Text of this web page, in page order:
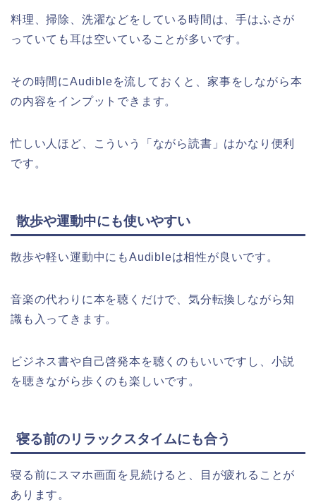
料理、掃除、洗濯などをしている時間は、手はふさが
っていても耳は空いていることが多いです。
その時間にAudibleを流しておくと、家事をしながら本
の内容をインプットできます。
忙しい人ほど、こういう「ながら読書」はかなり便利
です。
散歩や運動中にも使いやすい
散歩や軽い運動中にもAudibleは相性が良いです。
音楽の代わりに本を聴くだけで、気分転換しながら知
識も入ってきます。
ビジネス書や自己啓発本を聴くのもいいですし、小説
を聴きながら歩くのも楽しいです。
寝る前のリラックスタイムにも合う
寝る前にスマホ画面を見続けると、目が疲れることが
あります。